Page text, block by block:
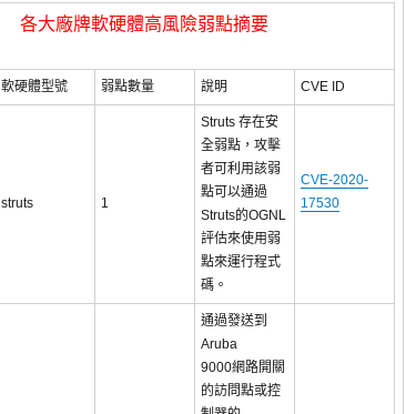
各大廠牌軟硬體高風險弱點摘要
軟硬體型號 弱點數量 說明 CVE ID
struts 1
Struts 存在安
全弱點，攻擊
者可利用該弱
點可以通過
Struts的OGNL
評估來使用弱
點來運行程式
碼。
CVE-2020-
17530
通過發送到
Aruba
9000網路開關
的訪問點或控